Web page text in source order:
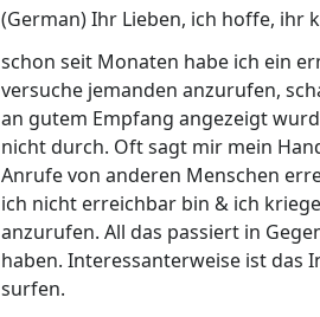
(German) Ihr Lieben, ich hoffe, ihr
schon seit Monaten habe ich ein
versuche jemanden anzurufen,
an gutem Empfang angezeigt
nicht durch. Oft sagt mir mein
Anrufe von anderen Menschen
ich nicht erreichbar bin & ich
anzurufen. All das passiert in
haben. Interessanterweise ist das
surfen.